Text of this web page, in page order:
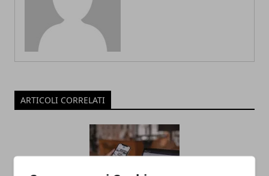
ARTICOLI CORRELATI